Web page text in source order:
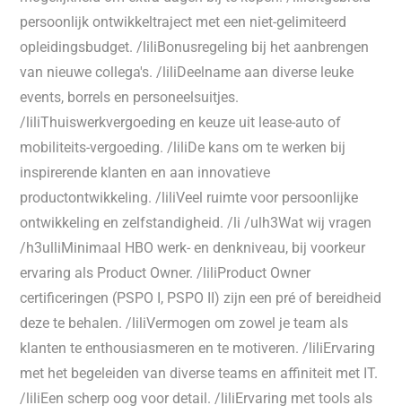
persoonlijk ontwikkeltraject met een niet-gelimiteerd
opleidingsbudget. /liliBonusregeling bij het aanbrengen
van nieuwe collega's. /liliDeelname aan diverse leuke
events, borrels en personeelsuitjes.
/liliThuiswerkvergoeding en keuze uit lease-auto of
mobiliteits-vergoeding. /liliDe kans om te werken bij
inspirerende klanten en aan innovatieve
productontwikkeling. /liliVeel ruimte voor persoonlijke
ontwikkeling en zelfstandigheid. /li /ulh3Wat wij vragen
/h3ulliMinimaal HBO werk- en denkniveau, bij voorkeur
ervaring als Product Owner. /liliProduct Owner
certificeringen (PSPO I, PSPO II) zijn een pré of bereidheid
deze te behalen. /liliVermogen om zowel je team als
klanten te enthousiasmeren en te motiveren. /liliErvaring
met het begeleiden van diverse teams en affiniteit met IT.
/liliEen scherp oog voor detail. /liliErvaring met tools als